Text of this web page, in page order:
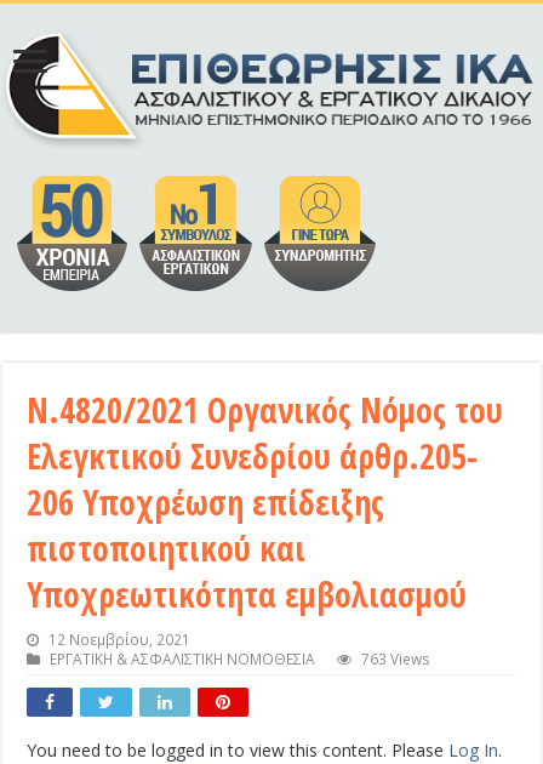
Ν.4820/2021 Οργανικός Νόμος του
Ελεγκτικού Συνεδρίου άρθρ.205-
206 Υποχρέωση επίδειξης
πιστοποιητικού και
Υποχρεωτικότητα εμβολιασμού
12 Νοεμβρίου, 2021
ΕΡΓΑΤΙΚΗ & ΑΣΦΑΛΙΣΤΙΚΗ ΝΟΜΟΘΕΣΙΑ
763 Views
You need to be logged in to view this content. Please Log In.